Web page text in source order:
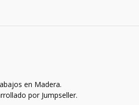
en Madera.
por Jumpseller.